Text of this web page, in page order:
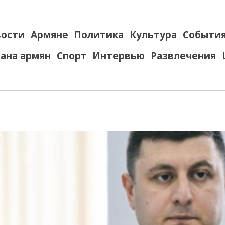
Армяне Политика Культура
армян Спорт Интервью Развлечения